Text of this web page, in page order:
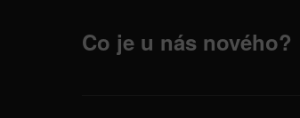
Co je u nás nového?